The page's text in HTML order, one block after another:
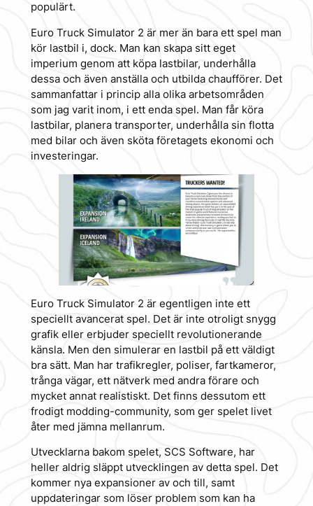
populärt.
Euro Truck Simulator 2 är mer än bara ett spel man
kör lastbil i, dock. Man kan skapa sitt eget
imperium genom att köpa lastbilar, underhålla
dessa och även anställa och utbilda chaufförer. Det
sammanfattar i princip alla olika arbetsområden
som jag varit inom, i ett enda spel. Man får köra
lastbilar, planera transporter, underhålla sin flotta
med bilar och även sköta företagets ekonomi och
investeringar.
Euro Truck Simulator 2 är egentligen inte ett
speciellt avancerat spel. Det är inte otroligt snygg
grafik eller erbjuder speciellt revolutionerande
känsla. Men den simulerar en lastbil på ett väldigt
bra sätt. Man har trafikregler, poliser, fartkameror,
trånga vägar, ett nätverk med andra förare och
mycket annat realistiskt. Det finns dessutom ett
frodigt modding-community, som ger spelet livet
åter med jämna mellanrum.
Utvecklarna bakom spelet, SCS Software, har
heller aldrig släppt utvecklingen av detta spel. Det
kommer nya expansioner av och till, samt
uppdateringar som löser problem som kan ha